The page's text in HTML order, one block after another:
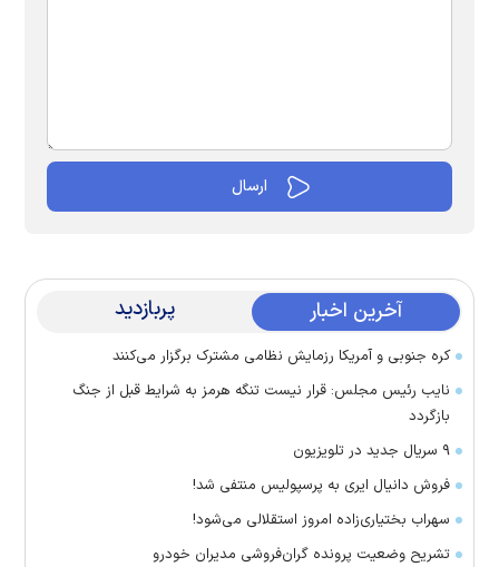
آخرین اخبار پربازدید
کره جنوبی و آمریکا رزمایش نظامی مشترک برگزار می‌کنند
نایب رئیس مجلس: قرار نیست تنگه هرمز به شرایط قبل از جنگ
بازگردد
۹ سریال جدید در تلویزیون
فروش دانیال ایری به پرسپولیس منتفی شد!
سهراب بختیاری‌زاده امروز استقلالی می‌شود!
تشریح وضعیت پرونده گران‌فروشی مدیران خودرو